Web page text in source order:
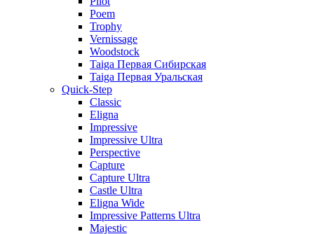
Poem
Trophy
Vernissage
Woodstock
Taiga Первая Сибирская
Taiga Первая Уральская
Quick-Step
Classic
Eligna
Impressive
Impressive Ultra
Perspective
Capture
Capture Ultra
Castle Ultra
Eligna Wide
Impressive Patterns Ultra
Majestic